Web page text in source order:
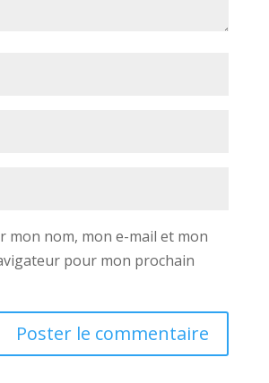
mon nom, mon e-mail et mon
pour mon prochain